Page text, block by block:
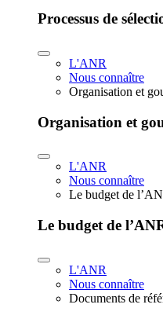
Processus de
L'ANR
Nous connaître
Organisation et
Organisation et
L'ANR
Nous connaître
Le budget de
Le budget de
L'ANR
Nous connaître
Documents de